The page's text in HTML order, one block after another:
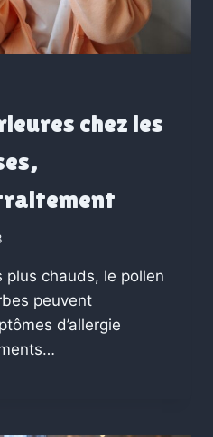
chez les
plus chauds, le pollen
peuvent
d’allergie